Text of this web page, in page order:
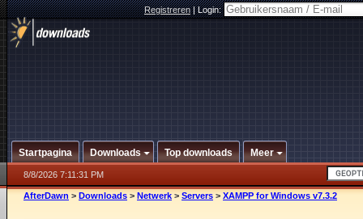
Registreren|Login:
Startpagina Downloads Top downloads Meer
8/8/2026 7:11:31 PM
AfterDawn > Downloads > Netwerk > Servers > XAMPP for Windows v7.3.2